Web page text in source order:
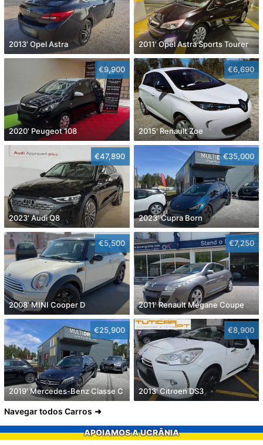
2013' Opel Astra 2011' Opel Astra Sports Tourer
€9,900
2020' Peugeot 108
€6,690
2015' Renault Zoe
€47,890
2023' Audi Q8
€35,000
2023' Cupra Born
€5,500
2008' MINI Cooper D
€7,250
2011' Renault Mégane Coupe
€25,900
2019' Mercedes-Benz Classe C
€8,900
2013' Citroen DS3
Navegar todos Carros
APOIAMOS A UCRÂNIA